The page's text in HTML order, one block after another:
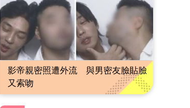
影帝親密照遭外流 與男密友臉貼臉
又索吻